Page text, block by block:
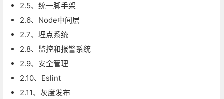
2.5、统一脚手架
2.6、Node中间层
2.7、埋点系统
2.8、监控和报警系统
2.9、安全管理
2.10、Eslint
2.11、灰度发布